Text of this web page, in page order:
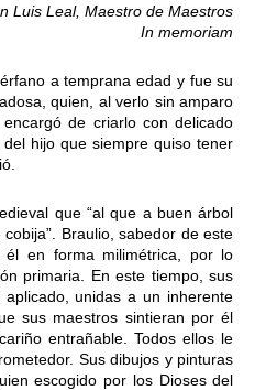
Luis Leal, Maestro de Maestros
In memoriam
a temprana edad y fue su
quien, al verlo sin amparo
de criarlo con delicado
hijo que siempre quiso tener
que “al que a buen árbol
Braulio, sabedor de este
en forma milimétrica, por lo
primaria. En este tiempo, sus
unidas a un inherente
sus maestros sintieran por él
entrañable. Todos ellos le
Sus dibujos y pinturas
escogido por los Dioses del